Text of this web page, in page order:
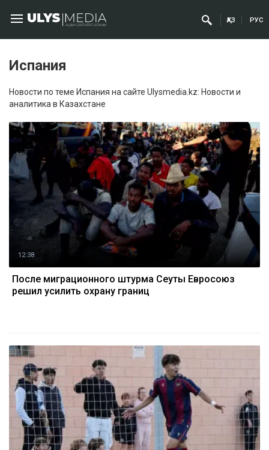
ҚАЗ РУС
Испания
Новости по теме Испания на сайте Ulysmedia.kz: Новости и
аналитика в Казахстане
12:38
После миграционного штурма Сеуты Евросоюз
решил усилить охрану границ